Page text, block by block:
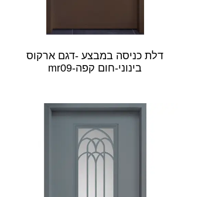
דלת כניסה במבצע -דגם ארקוס
בינוני-חום קפה-mr09